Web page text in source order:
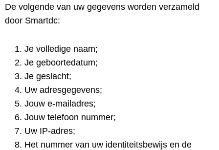
De volgende van uw gegevens worden verzameld
door Smartdc:
Je volledige naam;
Je geboortedatum;
Je geslacht;
Uw adresgegevens;
Jouw e-mailadres;
Jouw telefoon nummer;
Uw IP-adres;
Het nummer van uw identiteitsbewijs en de